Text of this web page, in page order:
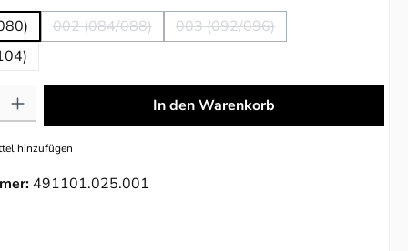
002 (084/088)(Diese Option ist zurzeit nicht verfügbar.)
003 (092/096)(Diese Option ist zurzeit nicht
Gib den gewünschten Wert ein oder benutze die Schaltflächen um
In den Warenkorb
hinzufügen
491101.025.001